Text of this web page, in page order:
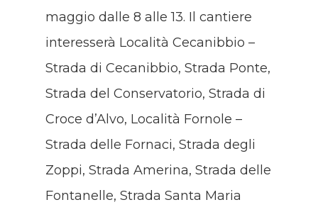
maggio dalle 8 alle 13. Il cantiere
interesserà Località Cecanibbio –
Strada di Cecanibbio, Strada Ponte,
Strada del Conservatorio, Strada di
Croce d’Alvo, Località Fornole –
Strada delle Fornaci, Strada degli
Zoppi, Strada Amerina, Strada delle
Fontanelle, Strada Santa Maria